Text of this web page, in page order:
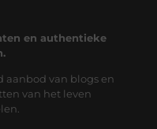
en authentieke
aanbod van blogs en
van het leven